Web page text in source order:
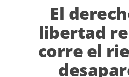
El
libertad
corre el